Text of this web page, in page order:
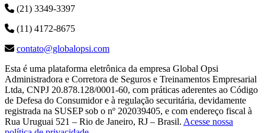
(21) 3349-3397
(11) 4172-8675
contato@globalopsi.com
Esta é uma plataforma eletrônica da empresa Global Opsi
Administradora e Corretora de Seguros e Treinamentos Empresarial
Ltda, CNPJ 20.878.128/0001-60, com práticas aderentes ao Código
de Defesa do Consumidor e à regulação securitária, devidamente
registrada na SUSEP sob o nº 202039405, e com endereço fiscal à
Rua Uruguai 521 – Rio de Janeiro, RJ – Brasil. Acesse nossa